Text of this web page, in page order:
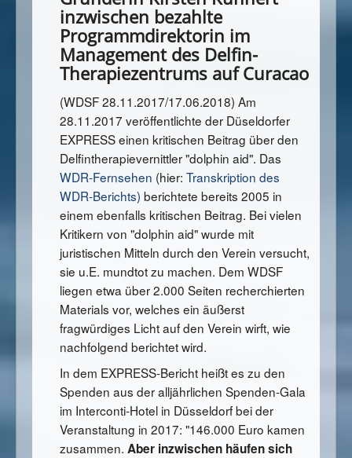
inzwischen bezahlte
Programmdirektorin im
Management des Delfin-
Therapiezentrums auf Curacao
(WDSF 28.11.2017/17.06.2018) Am
28.11.2017 veröffentlichte der Düseldorfer
EXPRESS einen kritischen Beitrag über den
Delfintherapievernittler "dolphin aid". Das
WDR-Fernsehen (hier: Transkription des
WDR-Berichts) berichtete bereits 2005 in
einem ebenfalls kritischen Beitrag. Bei vielen
Kritikern von "dolphin aid" wurde mit
juristischen Mitteln durch den Verein versucht,
sie u.E. mundtot zu machen. Dem WDSF
liegen etwa über 2.000 Seiten recherchierten
Materials vor, welches ein äußerst
fragwürdiges Licht auf den Verein wirft, wie
nachfolgend berichtet wird.
In dem EXPRESS-Bericht heißt es zu den
Spenden aus der alljährlichen Spenden-Gala
im Interconti-Hotel in Düsseldorf bei der
Veranstaltung in 2017: "146.000 Euro kamen
zusammen. Aber inzwischen häufen sich